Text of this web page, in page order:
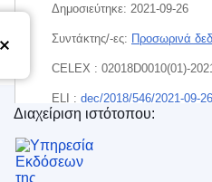
Δημοσιεύτηκε: 2021-09-26
Συντάκτης/-ες: Προσωρινά
CELEX : 02018D0010(01)-
ELI : dec/2018/546/2021-09-26
EDITION : 83dc5d80-3964-
Υπηρεσία Εκδόσεων
Διαχείριση ιστότοπου: